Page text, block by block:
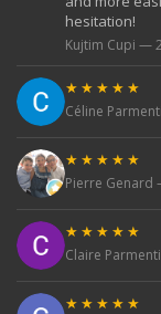
hesitation!
Kujtim Cupi —
★★★★★
Céline
★★★★★
Pierre Genard
★★★★★
Claire
★★★★★